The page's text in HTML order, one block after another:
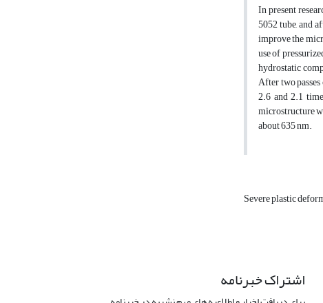
In present
5052 tube, and
improve the
use of
hydrostatic
After two
2.6 and 2.1
microstructure
about 635 nm.
Severe plastic
اشتراک خبرنامه